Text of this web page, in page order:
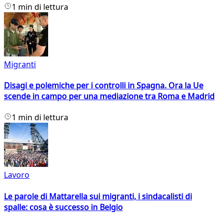
1 min di lettura
Migranti
Disagi e polemiche per i controlli in Spagna. Ora la Ue
scende in campo per una mediazione tra Roma e Madrid
1 min di lettura
Lavoro
Le parole di Mattarella sui migranti, i sindacalisti di
spalle: cosa è successo in Belgio